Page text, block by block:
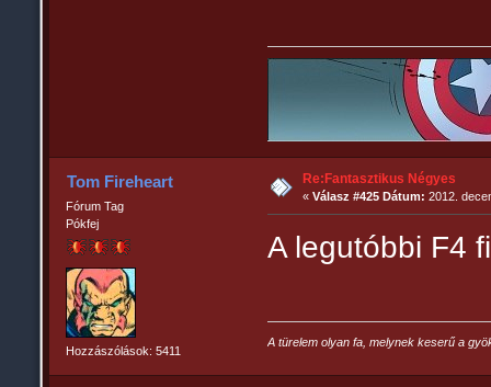
Tom Fireheart
Fórum Tag
Pókfej
Hozzászólások: 5411
Re:Fantasztikus Négyes
«Válasz #425 Dátum: 2012.
A legutóbbi F4
A türelem olyan fa, melynek keserű a